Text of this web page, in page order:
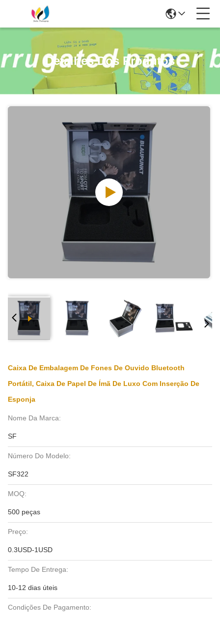
Detalhes Dos Produtos
Caixa De Embalagem De Fones De Ouvido Bluetooth
Portátil, Caixa De Papel De Ímã De Luxo Com Inserção De
Esponja
Nome Da Marca:
SF
Número Do Modelo:
SF322
MOQ:
500 peças
Preço:
0.3USD-1USD
Tempo De Entrega:
10-12 dias úteis
Condições De Pagamento: